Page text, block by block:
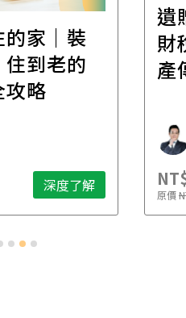
家｜裝
到老的
攻略
深度了解
遺
財
產
原價